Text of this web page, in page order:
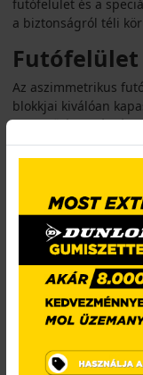
futófelület és a
a biztonságról téli
Futófelület
Az aszimmetrikus
blokkjai kiválóan
megerősített vállrész
stabilitást
A széles, mély
vízen felúszás
fékezést kínál
fékutat adnak
Komfort
A Snowprox S954
mérsékelje a zajt és
is halkabb és